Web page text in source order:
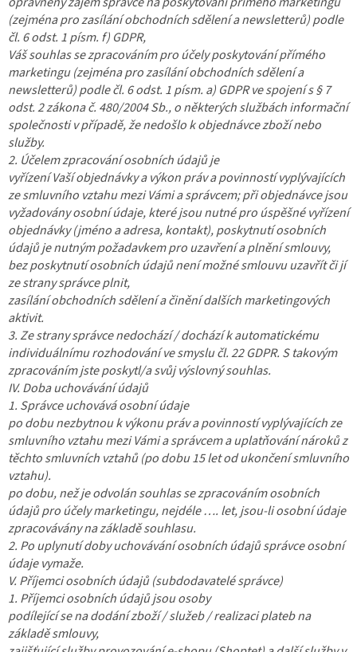
(zejména pro zasílání obchodních sdělení a newsletterů) podle
čl. 6 odst. 1 písm. f) GDPR,
Váš souhlas se zpracováním pro účely poskytování přímého
marketingu (zejména pro zasílání obchodních sdělení a
newsletterů) podle čl. 6 odst. 1 písm. a) GDPR ve spojení s § 7
odst. 2 zákona č. 480/2004 Sb., o některých službách informační
společnosti v případě, že nedošlo k objednávce zboží nebo
služby.
2. Účelem zpracování osobních údajů je
vyřízení Vaší objednávky a výkon práv a povinností vyplývajících
ze smluvního vztahu mezi Vámi a správcem; při objednávce jsou
vyžadovány osobní údaje, které jsou nutné pro úspěšné vyřízení
objednávky (jméno a adresa, kontakt), poskytnutí osobních
údajů je nutným požadavkem pro uzavření a plnění smlouvy,
bez poskytnutí osobních údajů není možné smlouvu uzavřít či jí
ze strany správce plnit,
zasílání obchodních sdělení a činění dalších marketingových
aktivit.
3. Ze strany správce nedochází / dochází k automatickému
individuálnímu rozhodování ve smyslu čl. 22 GDPR. S takovým
zpracováním jste poskytl/a svůj výslovný souhlas.
IV. Doba uchovávání údajů
1. Správce uchovává osobní údaje
po dobu nezbytnou k výkonu práv a povinností vyplývajících ze
smluvního vztahu mezi Vámi a správcem a uplatňování nároků z
těchto smluvních vztahů (po dobu 15 let od ukončení smluvního
vztahu).
po dobu, než je odvolán souhlas se zpracováním osobních
údajů pro účely marketingu, nejdéle …. let, jsou-li osobní údaje
zpracovávány na základě souhlasu.
2. Po uplynutí doby uchovávání osobních údajů správce osobní
údaje vymaže.
V. Příjemci osobních údajů (subdodavatelé správce)
1. Příjemci osobních údajů jsou osoby
podílející se na dodání zboží / služeb / realizaci plateb na
základě smlouvy,